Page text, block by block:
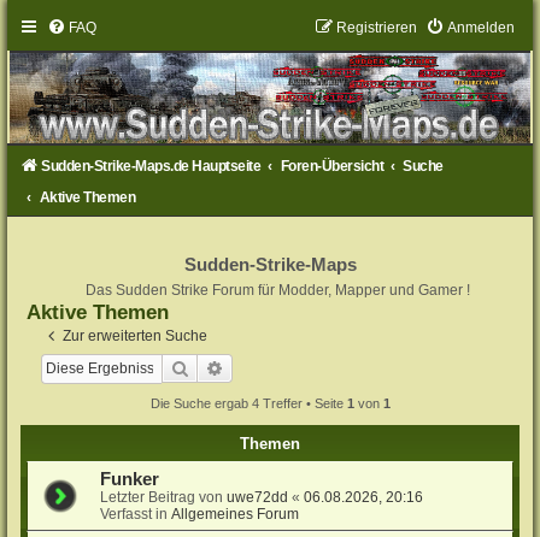
FAQ Anmelden
Registrieren
Sudden-Strike-Maps.de Hauptseite Foren-Übersicht
Suche
Aktive Themen
Sudden-Strike-Maps
Das Sudden Strike Forum für Modder, Mapper und Gamer !
Aktive Themen
Zur erweiterten Suche
Suche
Die Suche ergab 4 Treffer • Seite 1 von 1
Themen
Funker
Letzter Beitrag vonuwe72dd «06.08.2026, 20:16
Verfasst inAllgemeines Forum